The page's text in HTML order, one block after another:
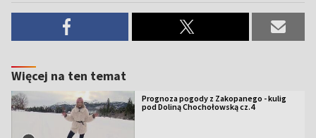
Więcej na ten temat
Prognoza pogody z Zakopanego - kulig
pod Doliną Chochołowską cz.4